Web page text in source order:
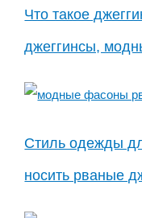
Что такое
джеггинсы,
Стиль одежды
носить рваные